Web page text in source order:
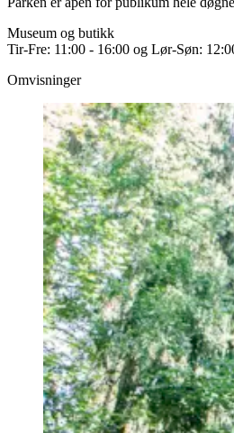
Museum og butikk
Tir-Fre: 11:00 - 16:00 og Lør-Søn:
Omvisninger